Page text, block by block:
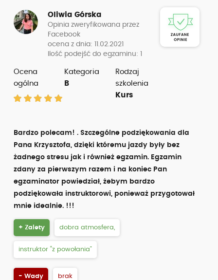
Oliwia Górska
Opinia zweryfikowana przez
Facebook
ocena z dnia: 11.02.2021
Ilość podejść do egzaminu: 1
Ocena
ogólna
Kategoria
B
Rodzaj
szkolenia
Kurs
Bardzo polecam! . Szczególne podziękowania dla
Pana Krzysztofa, dzięki któremu jazdy były bez
żadnego stresu jak i również egzamin. Egzamin
zdany za pierwszym razem i na koniec Pan
egzaminator powiedział, żebym bardzo
podziękowała instruktorowi, ponieważ przygotował
mnie idealnie. !!!
+ Zalety dobra atmosfera,
instruktor “z powołania”
- Wady brak